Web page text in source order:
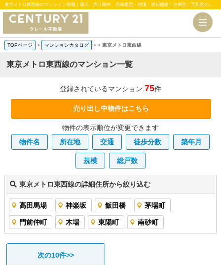
東京メトロ東西線のマンション情報｜購入・売り物件、売却査定・相場・売却価格｜台東区・荒川区のマンション、中古・新築一戸建、土地のことならセンチュリー21クレール不動産
TOPページ > マンションカタログ >> 東京メトロ東西線
東京メトロ東西線のマンション一覧
登録されているマンション:75件
売り出し中物件はこちら
物件の表示順位が変更できます
物件名
所在地 交通 徒歩分数 築年月
規模 総戸数
東京メトロ東西線の詳細住所から絞り込む
高田馬場 神楽坂 飯田橋 茅場町
門前仲町 木場 東陽町 南砂町
次の10件>>